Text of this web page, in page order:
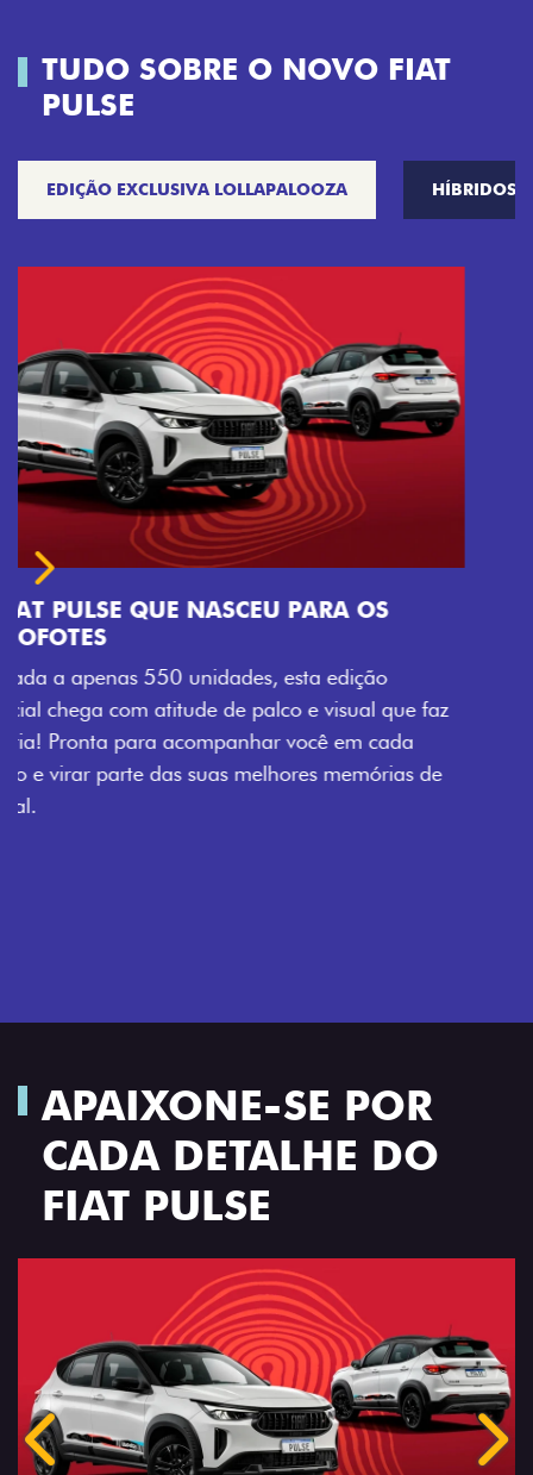
TUDO SOBRE O NOVO FIAT
PULSE
EDIÇÃO EXCLUSIVA LOLLAPALOOZA HÍBRIDOS
VISUAL COM ENERGIA LOLLABR
Se liga no que compõe a identidade exclusiva do
festival: série numerada, adesivo lateral LollaBR e a
soleira temática que reforçam a exclusividade,
enquanto os detalhes escurecidos, o teto bicolor e as
rodas de liga-leve aro 16” em preto brilhante
completam o visual com ainda mais estilo.
Next
Próximo
APAIXONE-SE POR
CADA DETALHE DO
FIAT PULSE
Anterior